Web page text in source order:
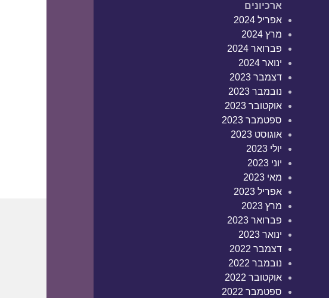
ארכיונים
אפריל 2024
מרץ 2024
פברואר 2024
ינואר 2024
דצמבר 2023
נובמבר 2023
אוקטובר 2023
ספטמבר 2023
אוגוסט 2023
יולי 2023
יוני 2023
מאי 2023
אפריל 2023
מרץ 2023
פברואר 2023
ינואר 2023
דצמבר 2022
נובמבר 2022
אוקטובר 2022
ספטמבר 2022